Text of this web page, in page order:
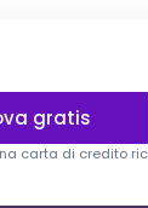
gratis
carta di credito